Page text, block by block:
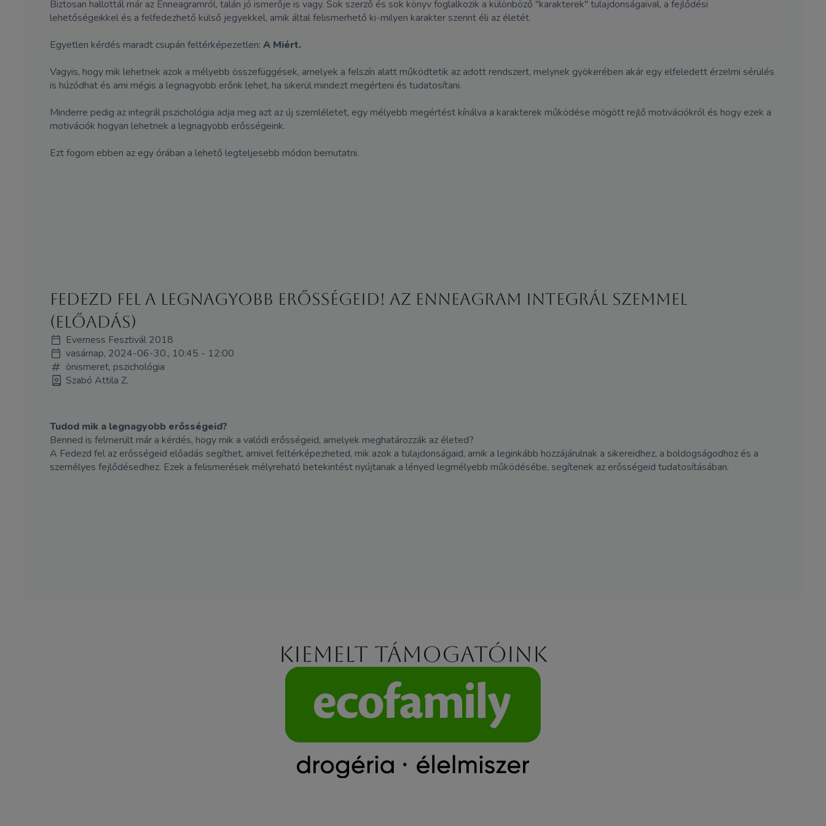
Biztosan hallottál már az Enneagramról, talán jó ismerője is vagy. Sok szerző és sok könyv foglalkozik a különböző "karakterek" tulajdonságaival, a fejlődési
lehetőségeikkel és a felfedezhető külső jegyekkel, amik által felismerhető ki-milyen karakter szerint éli az életét.
Egyetlen kérdés maradt csupán feltérképezetlen: A Miért.
Vagyis, hogy mik lehetnek azok a mélyebb összefüggések, amelyek a felszín alatt működtetik az adott rendszert, melynek gyökerében akár egy elfeledett érzelmi sérülés
is húzódhat és ami mégis a legnagyobb erőnk lehet, ha sikerül mindezt megérteni és tudatosítani.
Minderre pedig az integrál pszichológia adja meg azt az új szemléletet, egy mélyebb megértést kínálva a karakterek működése mögött rejlő motivációkról és hogy ezek a
motivációk hogyan lehetnek a legnagyobb erősségeink.
Ezt fogom ebben az egy órában a lehető legteljesebb módon bemutatni.
Fedezd fel a legnagyobb erősségeid! Az Enneagram integrál szemmel
(Előadás)
Everness Fesztivál 2018
vasárnap, 2024-06-30., 10:45 - 12:00
önismeret, pszichológia
Szabó Attila Z.
Tudod mik a legnagyobb erősségeid?
Benned is felmerült már a kérdés, hogy mik a valódi erősségeid, amelyek meghatározzák az életed?
A Fedezd fel az erősségeid előadás segíthet, amivel feltérképezheted, mik azok a tulajdonságaid, amik a leginkább hozzájárulnak a sikereidhez, a boldogságodhoz és a
személyes fejlődésedhez. Ezek a felismerések mélyreható betekintést nyújtanak a lényed legmélyebb működésébe, segítenek az erősségeid tudatosításában.
Kiemelt támogatóink